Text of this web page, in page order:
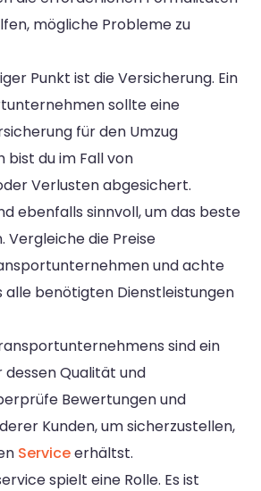
mögliche Probleme zu
Punkt ist die Versicherung. Ein
sollte eine
für den Umzug
bist du im Fall von
Verlusten abgesichert.
ebenfalls sinnvoll, um das beste
Vergleiche die Preise
und achte
alle benötigten Dienstleistungen
sind ein
Qualität und
Bewertungen und
Kunden, um sicherzustellen,
Serviceerhältst.
spielt eine Rolle. Es ist